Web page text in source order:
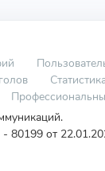
80199 от